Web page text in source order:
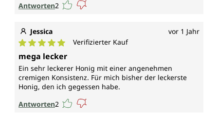
Antworten2
Jessica vor 1 Jahr
Durchschnittliche Bewertung von 5 von 5 Sternen
Verifizierter Kauf
mega lecker
Ein sehr leckerer Honig mit einer angenehmen
cremigen Konsistenz. Für mich bisher der leckerste
Honig, den ich gegessen habe.
Antworten2